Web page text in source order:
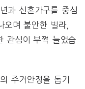
과 신혼가구를 중심
오며 불안한 빌라,
관심이 부쩍 늘었습
주거안정을 돕기